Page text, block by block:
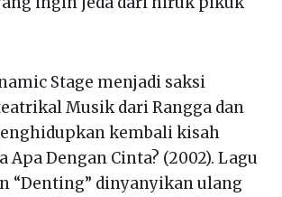
Stage menjadi saksi
Musik dari Rangga dan
kembali kisah
Apa Dengan Cinta? (2002). Lagu
“Denting” dinyanyikan ulang